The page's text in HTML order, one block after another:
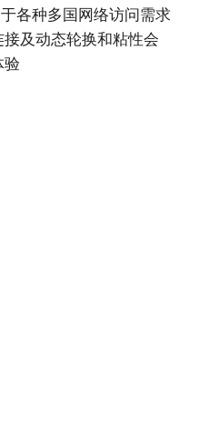
各种多国网络访问需求
及动态轮换和粘性会
验